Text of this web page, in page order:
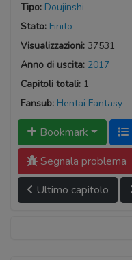
Tipo: Doujinshi
Stato: Finito
Visualizzazioni: 37531
Anno di uscita: 2017
Capitoli totali: 1
Fansub: Hentai Fantasy
Bookmark
Segnala problema
Ultimo capitolo